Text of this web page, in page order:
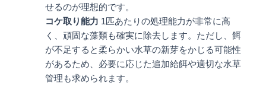
せるのが理想的です。
コケ取り能力 1匹あたりの処理能力が非常に高
く、頑固な藻類も確実に除去します。ただし、餌
が不足すると柔らかい水草の新芽をかじる可能性
があるため、必要に応じた追加給餌や適切な水草
管理も求められます。